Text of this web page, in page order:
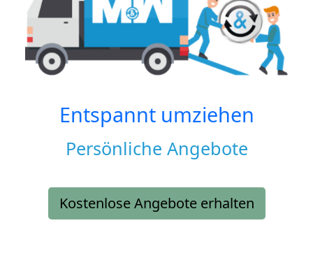
Entspannt umziehen
Persönliche Angebote
Kostenlose Angebote erhalten